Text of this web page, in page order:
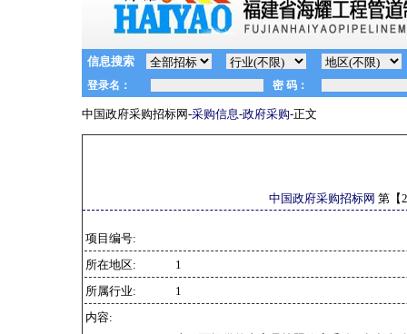
信息搜索
中国政府采购招标网-采购信息-政府采购-正文
中国政府采购招标网 第【
项目编号:
所在地区:
1
所属行业:
1
内容: